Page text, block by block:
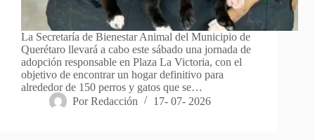
La Secretaría de Bienestar Animal del Municipio de
Querétaro llevará a cabo este sábado una jornada de
adopción responsable en Plaza La Victoria, con el
objetivo de encontrar un hogar definitivo para
alrededor de 150 perros y gatos que se…
Por Redacción 17- 07- 2026